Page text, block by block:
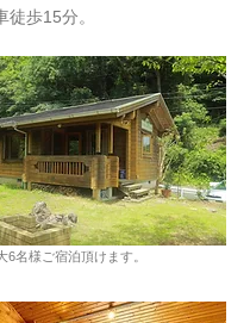
歩15分。
6名様ご宿泊頂けます。